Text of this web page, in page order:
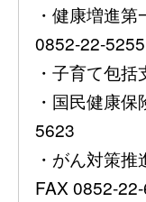
・健康増進
0852-22-5255
・子育て包
・国民健康
5623
・がん対策
FAX 0852-